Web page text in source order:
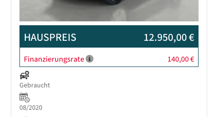
HAUSPREIS 12.950,00 €
Finanzierungsrate 140,00 €
Gebraucht
08/2020